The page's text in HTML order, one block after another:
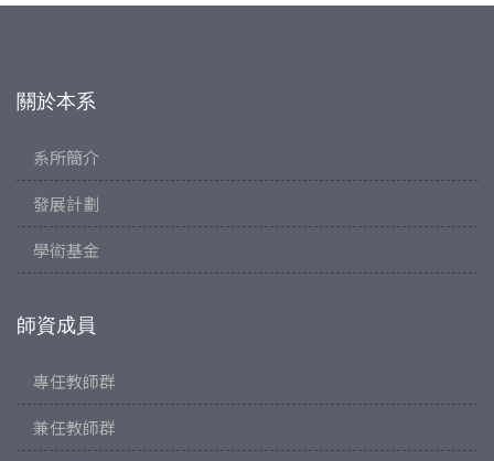
關於本系
系所簡介
發展計劃
學術基金
師資成員
專任教師群
兼任教師群